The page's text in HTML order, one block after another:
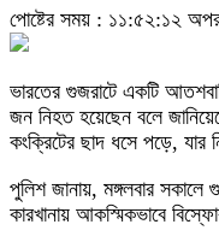
পোষ্টের সময় : ১১:৫২:১২
ভারতের গুজরাটে একটি
জন নিহত হয়েছেন বলে
কংক্রিটের ছাদ ধসে পড়ে, যার
পুলিশ জানায়, মঙ্গলবার সকালে
কারখানায় আকস্মিকভাবে